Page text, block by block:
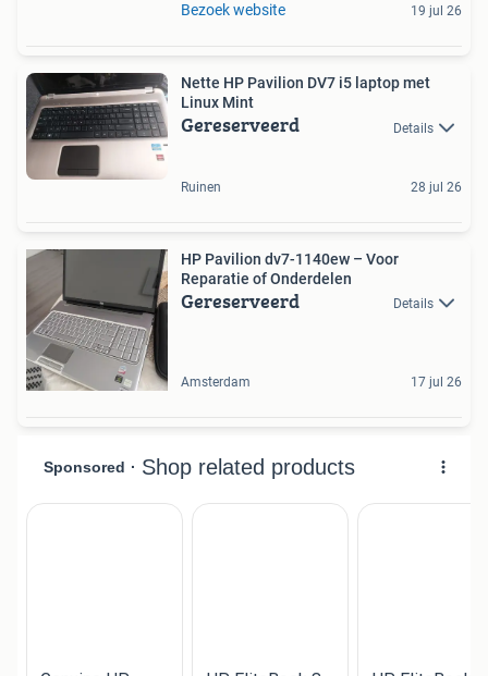
Bezoek website 19 jul 26
Nette HP Pavilion DV7 i5 laptop met
Linux Mint
Gereserveerd Details
Ruinen 28 jul 26
HP Pavilion dv7-1140ew – Voor
Reparatie of Onderdelen
Gereserveerd Details
Amsterdam 17 jul 26